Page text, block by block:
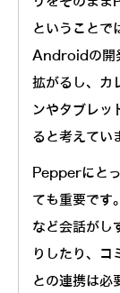
ということで
Androidの開
拡がるし、カ
ンやタブレッ
ると考えてい
Pepperにと
ても重要です
など会話がし
りしたり、コ
との連携は必